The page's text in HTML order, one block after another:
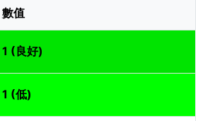
數值
1 (良好)
1 (低)